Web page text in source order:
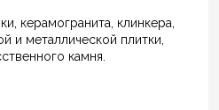
керамогранита, клинкера,
и металлической плитки,
камня.